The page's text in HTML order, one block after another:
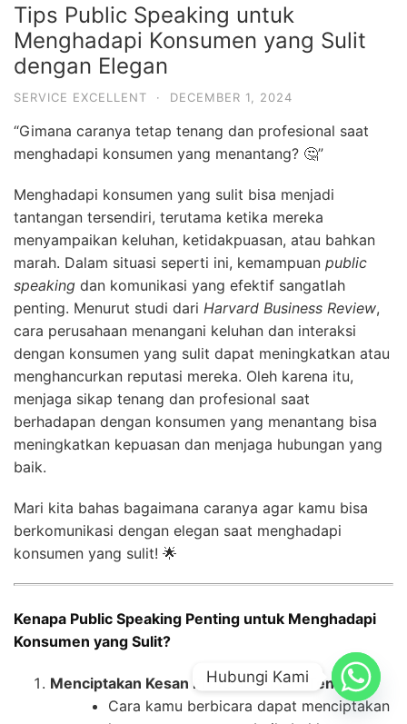
Tips Public Speaking untuk
Menghadapi Konsumen yang Sulit
dengan Elegan
SERVICE EXCELLENT · DECEMBER 1, 2024
“Gimana caranya tetap tenang dan profesional saat
menghadapi konsumen yang menantang? 🤔”
Menghadapi konsumen yang sulit bisa menjadi
tantangan tersendiri, terutama ketika mereka
menyampaikan keluhan, ketidakpuasan, atau bahkan
marah. Dalam situasi seperti ini, kemampuan public
speaking dan komunikasi yang efektif sangatlah
penting. Menurut studi dari Harvard Business Review,
cara perusahaan menangani keluhan dan interaksi
dengan konsumen yang sulit dapat meningkatkan atau
menghancurkan reputasi mereka. Oleh karena itu,
menjaga sikap tenang dan profesional saat
berhadapan dengan konsumen yang menantang bisa
meningkatkan kepuasan dan menjaga hubungan yang
baik.
Mari kita bahas bagaimana caranya agar kamu bisa
berkomunikasi dengan elegan saat menghadapi
konsumen yang sulit! 🌟
Kenapa Public Speaking Penting untuk Menghadapi
Konsumen yang Sulit?
Menciptakan Kesan Profesional dan Tenang🌟
Cara kamu berbicara dapat menciptakan
Hubungi Kami